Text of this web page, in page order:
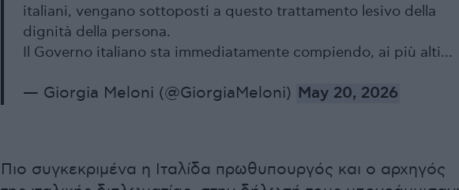
italiani, vengano sottoposti a questo trattamento lesivo della
dignità della persona.
Il Governo italiano sta immediatamente compiendo, ai più alti…
— Giorgia Meloni (@GiorgiaMeloni) May 20, 2026
Πιο συγκεκριμένα η Ιταλίδα πρωθυπουργός και ο αρχηγός